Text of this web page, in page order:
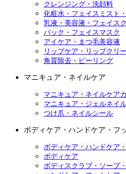
クレンジング・洗顔料
化粧水・フェイスミスト
乳液・美容液・フェイス
パック・フェイスマスク
アイケア・まつ毛美容液
リップケア・リップクリ
角質除去・ピーリング
マニキュア・ネイルケア
マニキュア・ネイルケア
マニキュア・ジェルネイ
つけ爪・ネイルシール
ボディケア・ハンドケア・フ
ボディケア・ハンドケア
ボディケア
ボディスクラブ・ソープ